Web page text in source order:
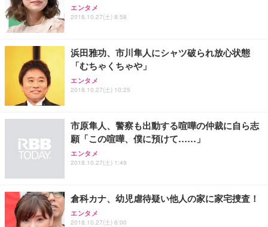
エンタメ
2018.10.27(土) 8:58
浜田雅功、市川隼人にシャツ破られ放心状態
「むちゃくちゃや」
エンタメ
2018.10.27(土) 10:25
市原隼人、警察も出動する喧嘩の仲裁に自ら志
願「この喧嘩、僕に預けて……」
エンタメ
2018.10.27(土) 1:49
倉科カナ、幼児虐待疑い他人の家に家宅捜査！
エンタメ
2018.10.27(土) 6:00